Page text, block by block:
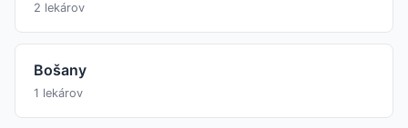
2 lekárov
Bošany
1 lekárov